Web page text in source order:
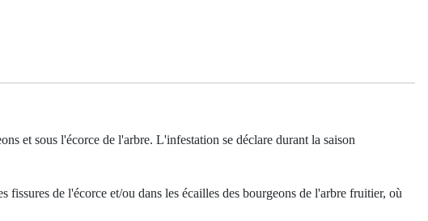
et sous l'écorce de l'arbre. L'infestation se déclare durant la saison
fissures de l'écorce et/ou dans les écailles des bourgeons de l'arbre fruitier, où